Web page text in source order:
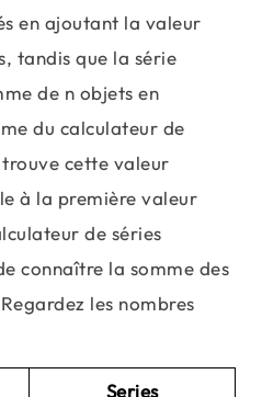
en ajoutant la valeur
tandis que la série
de n objets en
du calculateur de
cette valeur
à la première valeur
de séries
connaître la somme des
les nombres
Series